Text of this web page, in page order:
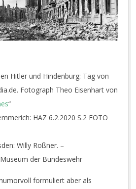
Hitler und Hindenburg: Tag von
Fotograph Theo Eisenhart von
“
HAZ 6.2.2020 S.2 FOTO
Willy Roßner. –
der Bundeswehr
formuliert aber als